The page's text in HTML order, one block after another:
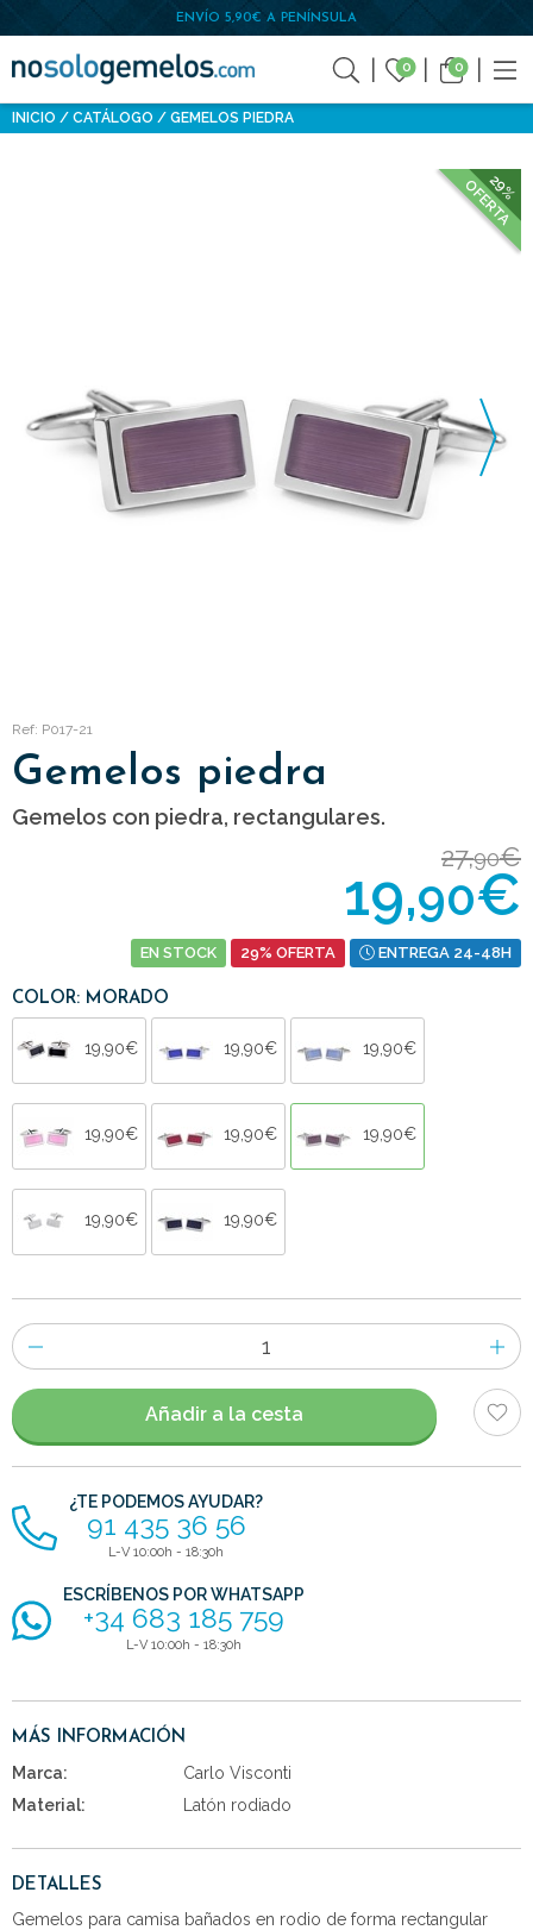
ENVÍO 5,90€ A PENÍNSULA
0 0
INICIO CATÁLOGO GEMELOS PIEDRA
29%
OFERTA
Ref: P017-21
Gemelos piedra
Gemelos con piedra, rectangulares.
27,90€
19,90€
EN STOCK 29% OFERTA ENTREGA 24-48H
COLOR: MORADO
19,90€ 19,90€ 19,90€
19,90€ 19,90€ 19,90€
19,90€ 19,90€
Número
de
artículos
Añadir a la cesta
¿TE PODEMOS AYUDAR?
91 435 36 56
L-V 10:00h - 18:30h
ESCRÍBENOS POR WHATSAPP
+34 683 185 759
L-V 10:00h - 18:30h
MÁS INFORMACIÓN
Marca:
Carlo Visconti
Material:
Latón rodiado
DETALLES
Gemelos para camisa bañados en rodio de forma rectangular